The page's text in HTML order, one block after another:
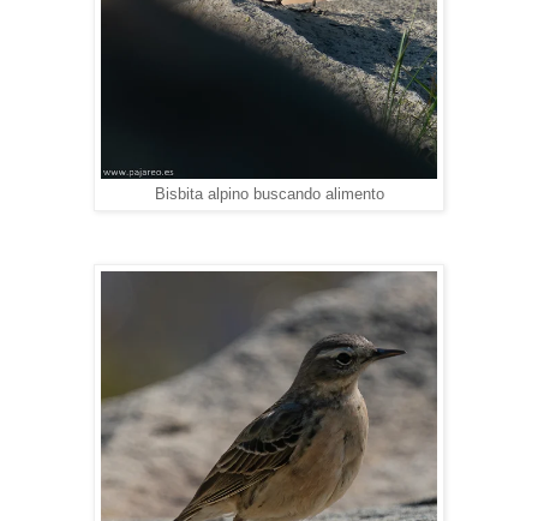
Bisbita alpino buscando alimento